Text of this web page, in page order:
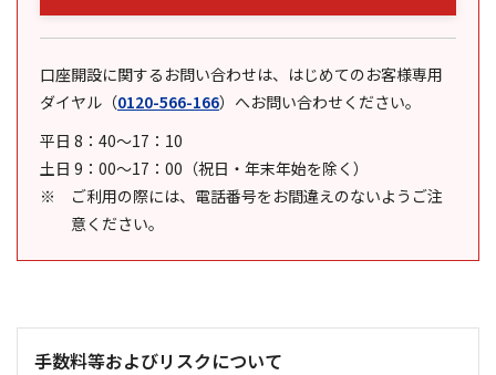
口座開設に関するお問い合わせは、はじめてのお客様専用
ダイヤル （0120-566-166） へお問い合わせください。
平日 8：40～17：10
土日 9：00～17：00（祝日・年末年始を除く）
ご利用の際には、電話番号をお間違えのないようご注
意ください。
手数料等およびリスクについて